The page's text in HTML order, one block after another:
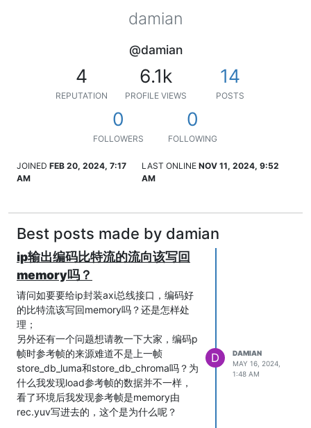
damian
@damian
4
REPUTATION
6.1k
PROFILE VIEWS
14
POSTS
0
FOLLOWERS
0
FOLLOWING
JOINED FEB 20, 2024, 7:17
AM
LAST ONLINE NOV 11, 2024, 9:52
AM
Best posts made by damian
ip输出编码比特流的流向该写回
memory吗？
请问如要要给ip封装axi总线接口，编码好
的比特流该写回memory吗？还是怎样处
理；
另外还有一个问题想请教一下大家，编码p
帧时参考帧的来源难道不是上一帧
store_db_luma和store_db_chroma吗？为
什么我发现load参考帧的数据并不一样，
看了环境后我发现参考帧是memory由
rec.yuv写进去的，这个是为什么呢？
D
DAMIAN
MAY 16, 2024,
1:48 AM